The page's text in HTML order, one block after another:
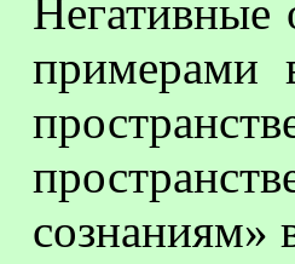
Негативные
примерами
сознаниям»